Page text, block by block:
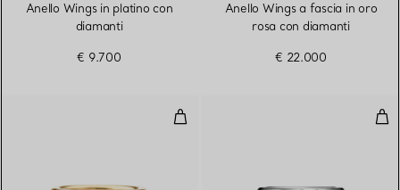
Anello Wings in platino con
diamanti
€ 9.700
Anello Wings a fascia in oro
rosa con diamanti
€ 22.000
Fedina abbinabile